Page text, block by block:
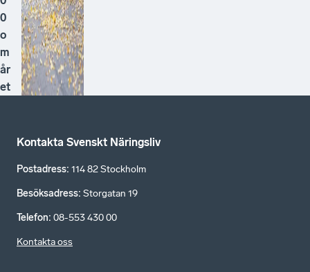
0
o
m
år
et
Kontakta Svenskt Näringsliv
Postadress: 114 82 Stockholm
Besöksadress: Storgatan 19
Telefon: 08-553 430 00
Kontakta oss